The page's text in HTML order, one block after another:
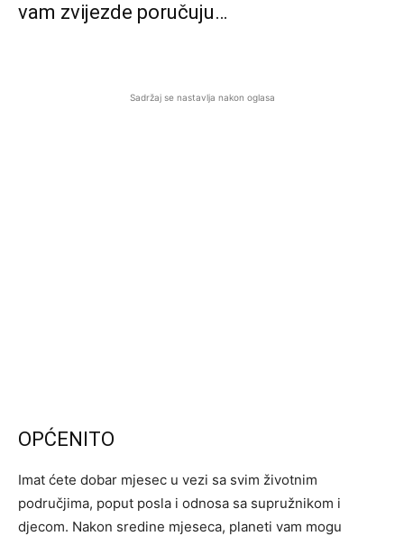
vam zvijezde poručuju…
Sadržaj se nastavlja nakon oglasa
OPĆENITO
Imat ćete dobar mjesec u vezi sa svim životnim
područjima, poput posla i odnosa sa supružnikom i
djecom. Nakon sredine mjeseca, planeti vam mogu